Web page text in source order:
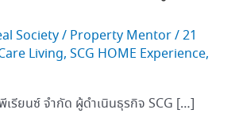
Society/ Property Mentor/21
Living, SCG HOME Experience,
เรียนซ์ จำกัด ผู้ดำเนินธุรกิจ SCG […]